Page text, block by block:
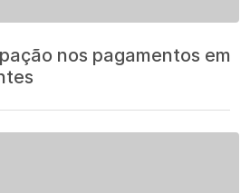
nos pagamentos em